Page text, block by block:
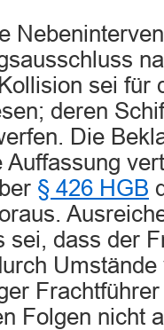
sei für
deren
Die
§ 426 HGB
sei, dass der
Folgen nicht